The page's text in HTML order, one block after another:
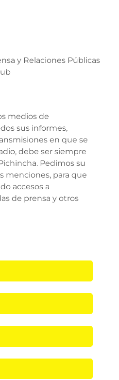
y Relaciones Públicas
medios de
sus informes,
en que se
debe ser siempre
Pedimos su
menciones, para que
accesos a
de prensa y otros